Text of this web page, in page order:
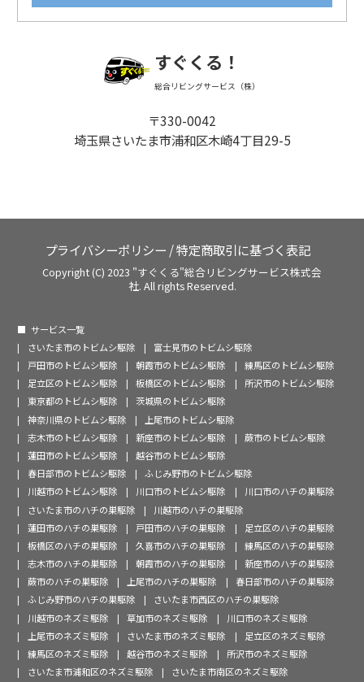
すぐくる！
総合リビングサービス（株）
〒330-0042
埼玉県さいたま市浦和区木崎4丁目29-5
プライバシーポリシー /特定商取引に基づく表記
Copyright (C) 2023 "すぐくる"総合リビングサービス株式会
社. All rights Reserved.
サービス一覧
さいたま市のトビムシ駆除
富士見市のトビムシ駆除
戸田市のトビムシ駆除
朝霞市のトビムシ駆除
練馬区のトビムシ駆除
足立区のトビムシ駆除
板橋区のトビムシ駆除
所沢市のトビムシ駆除
東京都のトビムシ駆除
茨城県のトビムシ駆除
神奈川県のトビムシ駆除
上尾市のトビムシ駆除
志木市のトビムシ駆除
新座市のトビムシ駆除
蕨市のトビムシ駆除
蓮田市のトビムシ駆除
越谷市のトビムシ駆除
春日部市のトビムシ駆除
ふじみ野市のトビムシ駆除
川越市のトビムシ駆除
川口市のトビムシ駆除
川口市のハチの巣駆除
さいたま市のハチの巣駆除
川越市のハチの巣駆除
蓮田市のハチの巣駆除
戸田市のハチの巣駆除
足立区のハチの巣駆除
板橋区のハチの巣駆除
久喜市のハチの巣駆除
練馬区のハチの巣駆除
志木市のハチの巣駆除
朝霞市のハチの巣駆除
新座市のハチの巣駆除
蕨市のハチの巣駆除
上尾市のハチの巣駆除
春日部市のハチの巣駆除
ふじみ野市のハチの巣駆除
さいたま市西区のハチの巣駆除
川越市のネズミ駆除
草加市のネズミ駆除
川口市のネズミ駆除
上尾市のネズミ駆除
さいたま市のネズミ駆除
足立区のネズミ駆除
練馬区のネズミ駆除
越谷市のネズミ駆除
所沢市のネズミ駆除
さいたま市浦和区のネズミ駆除
さいたま市南区のネズミ駆除